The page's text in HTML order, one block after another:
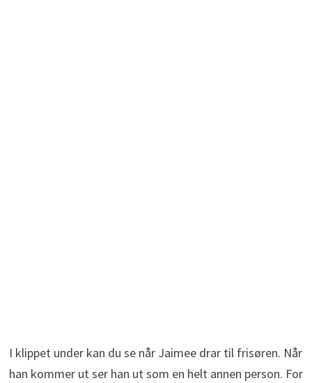
I klippet under kan du se når Jaimee drar til frisøren. Når
han kommer ut ser han ut som en helt annen person. For